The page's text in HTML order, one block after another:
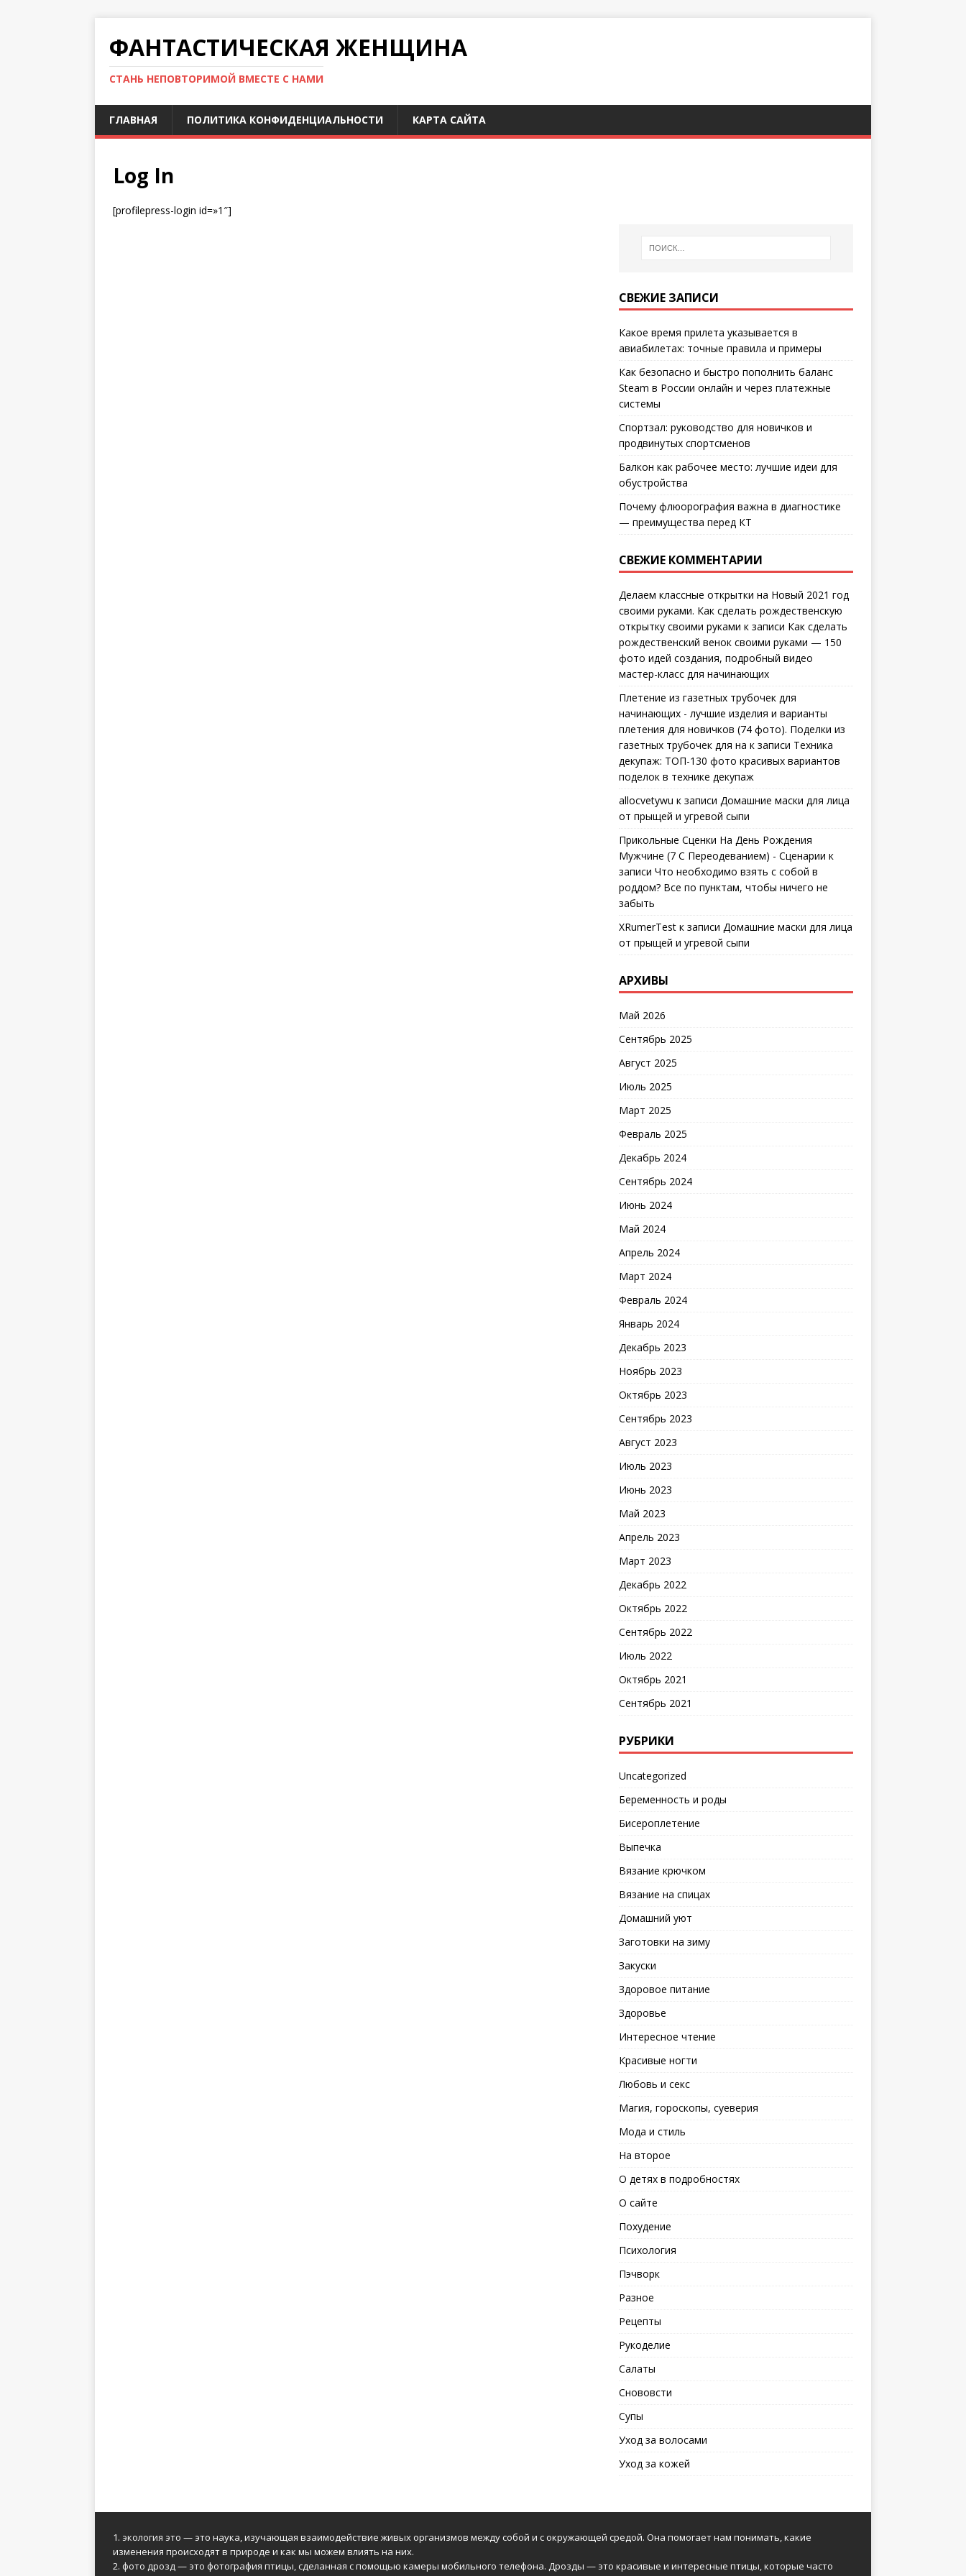
ФАНТАСТИЧЕСКАЯ ЖЕНЩИНА
СТАНЬ НЕПОВТОРИМОЙ ВМЕСТЕ С НАМИ
ГЛАВНАЯ ПОЛИТИКА КОНФИДЕНЦИАЛЬНОСТИ КАРТА САЙТА
Log In
[profilepress-login id=»1″]
СВЕЖИЕ ЗАПИСИ
Какое время прилета указывается в
авиабилетах: точные правила и примеры
Как безопасно и быстро пополнить баланс
Steam в России онлайн и через платежные
системы
Спортзал: руководство для новичков и
продвинутых спортсменов
Балкон как рабочее место: лучшие идеи для
обустройства
Почему флюорография важна в диагностике
— преимущества перед КТ
СВЕЖИЕ КОММЕНТАРИИ
Делаем классные открытки на Новый 2021 год
своими руками. Как сделать рождественскую
открытку своими руками к записи Как сделать
рождественский венок своими руками — 150
фото идей создания, подробный видео
мастер-класс для начинающих
Плетение из газетных трубочек для
начинающих - лучшие изделия и варианты
плетения для новичков (74 фото). Поделки из
газетных трубочек для на к записи Техника
декупаж: ТОП-130 фото красивых вариантов
поделок в технике декупаж
allocvetywu к записи Домашние маски для лица
от прыщей и угревой сыпи
Прикольные Сценки На День Рождения
Мужчине (7 С Переодеванием) - Сценарии к
записи Что необходимо взять с собой в
роддом? Все по пунктам, чтобы ничего не
забыть
XRumerTestк записи Домашние маски для лица
от прыщей и угревой сыпи
АРХИВЫ
Май 2026
Сентябрь 2025
Август 2025
Июль 2025
Март 2025
Февраль 2025
Декабрь 2024
Сентябрь 2024
Июнь 2024
Май 2024
Апрель 2024
Март 2024
Февраль 2024
Январь 2024
Декабрь 2023
Ноябрь 2023
Октябрь 2023
Сентябрь 2023
Август 2023
Июль 2023
Июнь 2023
Май 2023
Апрель 2023
Март 2023
Декабрь 2022
Октябрь 2022
Сентябрь 2022
Июль 2022
Октябрь 2021
Сентябрь 2021
РУБРИКИ
Uncategorized
Беременность и роды
Бисероплетение
Выпечка
Вязание крючком
Вязание на спицах
Домашний уют
Заготовки на зиму
Закуски
Здоровое питание
Здоровье
Интересное чтение
Красивые ногти
Любовь и секс
Магия, гороскопы, суеверия
Мода и стиль
На второе
О детях в подробностях
О сайте
Похудение
Психология
Пэчворк
Разное
Рецепты
Рукоделие
Салаты
Снововсти
Супы
Уход за волосами
Уход за кожей
1. экология это — это наука, изучающая взаимодействие живых организмов между собой и с окружающей средой. Она помогает нам понимать, какие
изменения происходят в природе и как мы можем влиять на них.
2. фото дрозд — это фотография птицы, сделанная с помощью камеры мобильного телефона. Дрозды — это красивые и интересные птицы, которые часто